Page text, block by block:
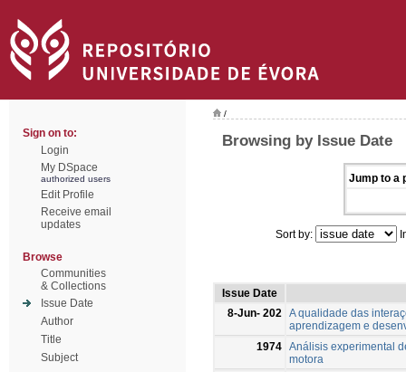
Sign on to:
Login
My DSpace
authorized users
Edit Profile
Receive email
updates
Browse
Communities
& Collections
Issue Date
Author
Title
Subject
/
Browsing by Issue Date
Jump to a
Sort by:
Issue Date
8-Jun- 202 A qualidade das
aprendizagem e
1974 Análisis experimental
motora